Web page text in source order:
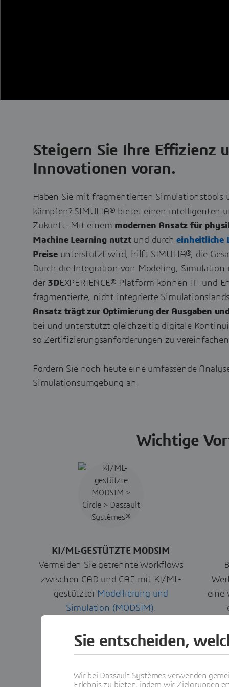
Steigern Sie Ihre Effizienz
Innovationen voran.
Haben Sie mit fragmentierten Simulationstools
kämpfen? SIMULIA® bietet einen intelligenten
Zukunft. Mit einem modernen Ansatz für
Machine Learning nutzt und durch einheitliche
Preise unterstützt wird, hilft SIMULIA®, die
Durch die Integration von Modeling, Simulation
der 3DEXPERIENCE® Platform können IT- und
fragmentierte, nicht integrierte
Ansatz trägt zur Optimierung der Ausgaben
bei und unterstützt gleichzeitig digitale
so Zertifizierungsanforderungen zu
Fordern Sie noch heute eine umfassende
Simulationsumgebung an.
Wichtige
KI/ML-GESTÜTZTE MODSIM
Vermeiden Sie getrennte Workflows
zwischen CAD und CAE mit KI/ML-
gestützter Modellierung und
Simulation (MODSIM).
eine
Sie entscheiden,
Wir bei Dassault Systèmes verwenden
Erlebnis zu bieten, indem wir Zielgruppen